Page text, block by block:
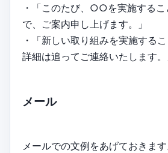
・「このたび、○○を実施する
で、ご案内申し上げます。」
・「新しい取り組みを実施するこ
詳細は追ってご連絡いたします。
メール
メールでの文例をあげておきます